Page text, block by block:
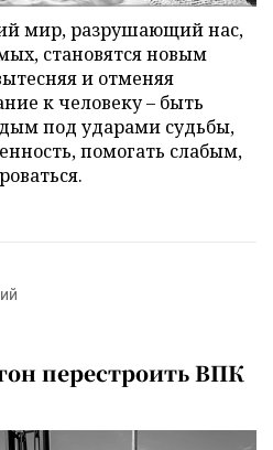
мир, разрушающий нас,
становятся новым
и отменяя
к человеку – быть
под ударами судьбы,
помогать слабым,
перестроить ВПК